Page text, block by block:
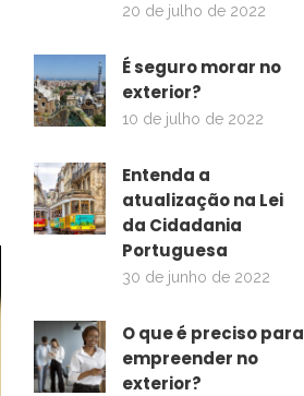
20 de julho de 2022
É seguro morar no
exterior?
10 de julho de 2022
Entenda a
atualização na Lei
da Cidadania
Portuguesa
30 de junho de 2022
O que é preciso para
empreender no
exterior?